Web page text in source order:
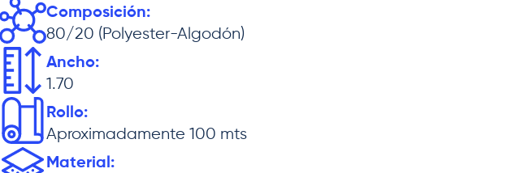
Composición:
80/20 (Polyester-Algodón)
Ancho:
1.70
Rollo:
Aproximadamente 100 mts
Material: